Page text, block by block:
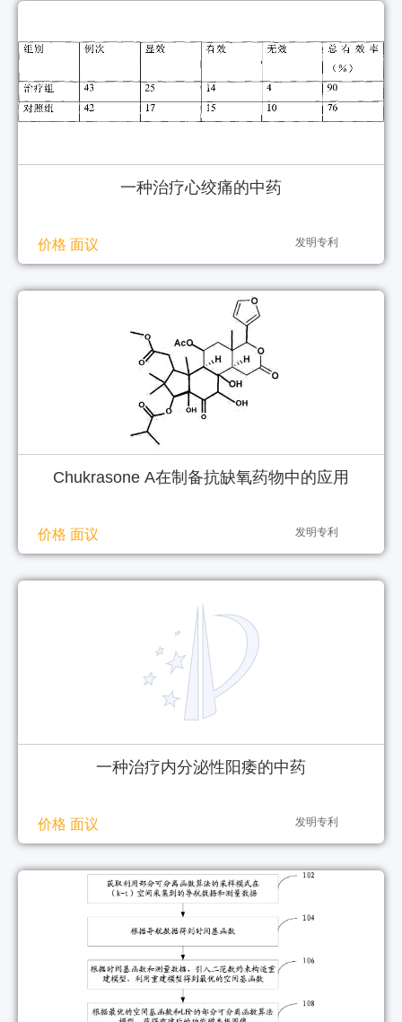
一种治疗心绞痛的中药
价格 面议 发明专利
Chukrasone A在制备抗缺氧药物中的应用
价格 面议 发明专利
一种治疗内分泌性阳痿的中药
价格 面议 发明专利